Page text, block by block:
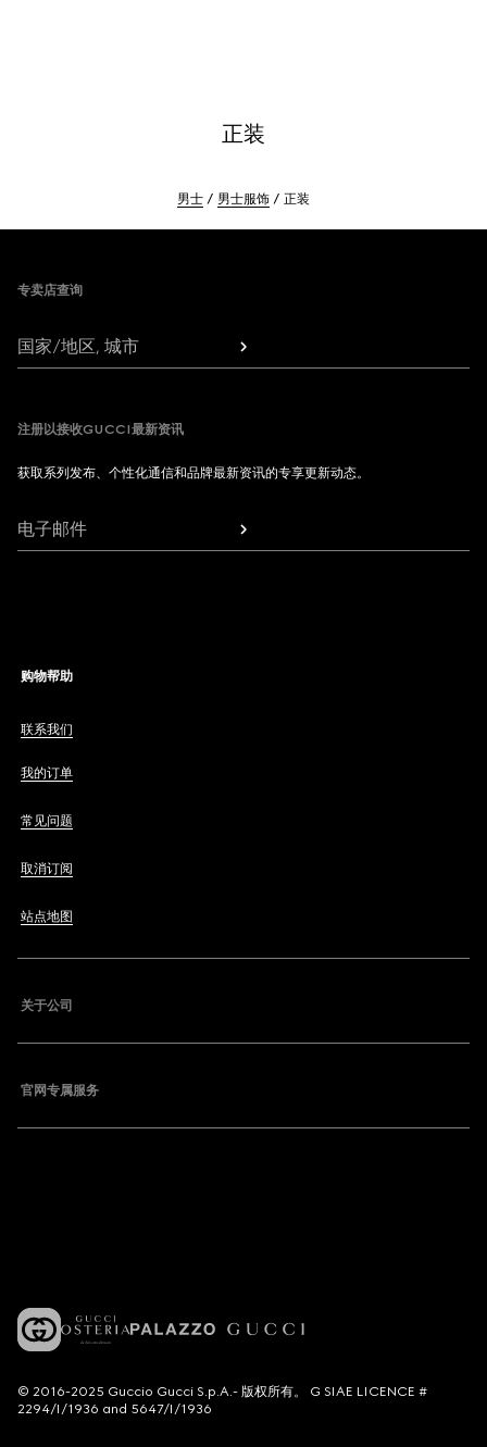
正装
男士 男士服饰 正装
专卖店查询
国家/地区, 城市
注册以接收GUCCI最新资讯
获取系列发布、个性化通信和品牌最新资讯的专享更新动态。
电子邮件
购物帮助
联系我们
我的订单
常见问题
取消订阅
站点地图
关于公司
官网专属服务
© 2016-2025 Guccio Gucci S.p.A.- 版权所有。 G SIAE LICENCE #
2294/I/1936 and 5647/I/1936